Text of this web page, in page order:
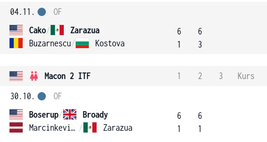
04.11.
Cako/
Zarazua
Buzarnescu/ Kostova
OF
6
1
6
3
Macon 2 ITF 1 2 3
Kurs
30.10.
Boserup/
Broady
Marcinkevica / Zarazua
OF
6
1
6
1